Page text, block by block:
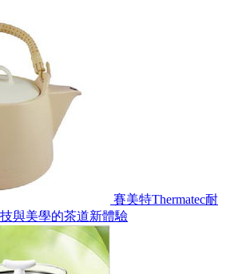
賽美特Thermatec耐
與美學的茶道新體驗